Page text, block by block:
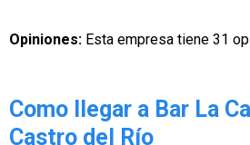
Opiniones: Esta empresa tiene 31
Como llegar a Bar La
Castro del Río